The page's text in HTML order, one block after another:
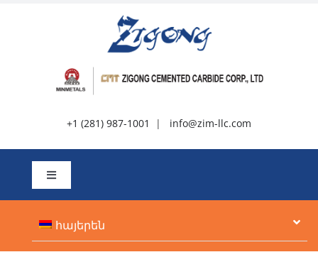
+1 (281) 987-1001 | info@zim-llc.com
Միացնել
Մասինհայերեն